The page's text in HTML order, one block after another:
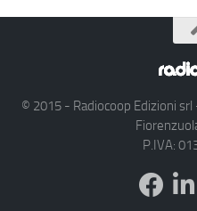
© 2015 - Radiocoop Edizioni
P.IVA: